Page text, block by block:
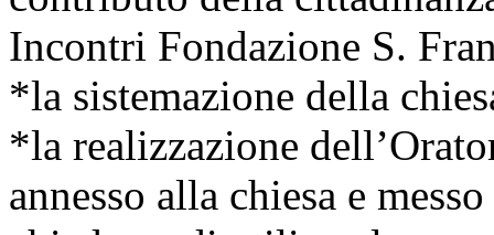
Incontri Fondazione S.
*la sistemazione della
*la realizzazione
annesso alla chiesa e